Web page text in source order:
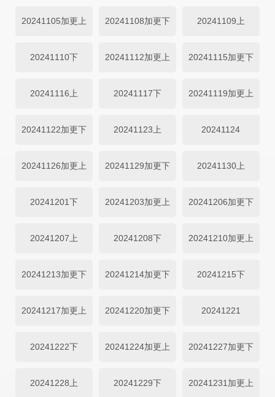
20241105加更上 20241108加更下 20241109上
20241110下 20241112加更上 20241115加更下
20241116上 20241117下 20241119加更上
20241122加更下 20241123上 20241124
20241126加更上 20241129加更下 20241130上
20241201下 20241203加更上 20241206加更下
20241207上 20241208下 20241210加更上
20241213加更下 20241214加更下 20241215下
20241217加更上 20241220加更下 20241221
20241222下 20241224加更上 20241227加更下
20241228上 20241229下 20241231加更上